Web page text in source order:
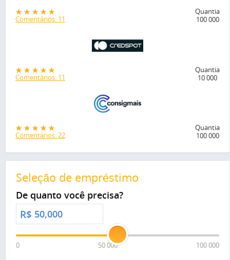
Comentários: 11
Quantia
100 000
Comentários: 11
Quantia
10 000
Comentários: 22
Quantia
100 000
Seleção de empréstimo
De quanto você precisa?
R$
0 50 000 100 000